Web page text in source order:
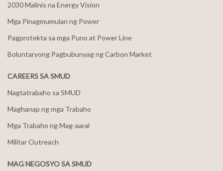
2030 Malinis na Energy Vision
Mga Pinagmumulan ng Power
Pagprotekta sa mga Puno at Power Line
Boluntaryong Pagbubunyag ng Carbon Market
CAREERS SA SMUD
Nagtatrabaho sa SMUD
Maghanap ng mga Trabaho
Mga Trabaho ng Mag-aaral
Militar Outreach
MAG NEGOSYO SA SMUD